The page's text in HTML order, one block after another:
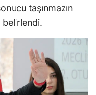
taşınmazın
belirlendi.